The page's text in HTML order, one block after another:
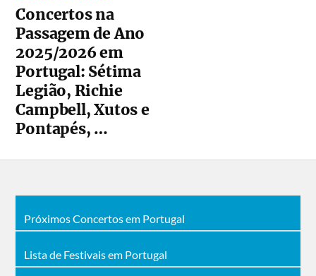
Concertos na
Passagem de Ano
2025/2026 em
Portugal: Sétima
Legião, Richie
Campbell, Xutos e
Pontapés, …
Próximos Concertos em Portugal
Lista de Festivais em Portugal